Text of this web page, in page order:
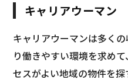
キャリアウーマン
キャリアウーマンは多く
り働きやすい環境を求め
セスがよい地域の物件を探